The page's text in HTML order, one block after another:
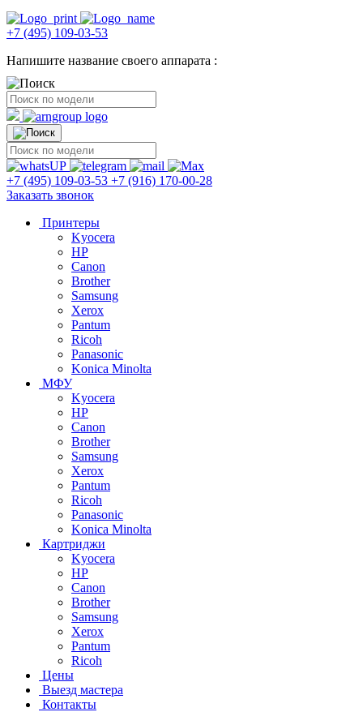
+7 (495) 109-03-53
Напишите название своего аппарата :
+7 (495) 109-03-53 +7 (916) 170-00-28
Заказать звонок
Принтеры
Kyocera
HP
Canon
Brother
Samsung
Xerox
Pantum
Ricoh
Panasonic
Konica Minolta
МФУ
Kyocera
HP
Canon
Brother
Samsung
Xerox
Pantum
Ricoh
Panasonic
Konica Minolta
Картриджи
Kyocera
HP
Canon
Brother
Samsung
Xerox
Pantum
Ricoh
Цены
Выезд мастера
Контакты